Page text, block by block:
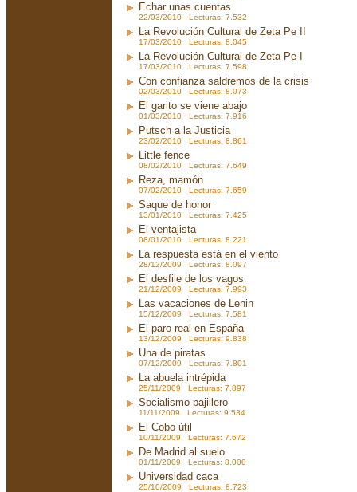
Echar unas cuentas
22/03/2010 Lecturas: 7.532
La Revolución Cultural de Zeta Pe II
17/03/2010 Lecturas: 8.045
La Revolución Cultural de Zeta Pe I
17/03/2010 Lecturas: 7.598
Con confianza saldremos de la crisis
02/03/2010 Lecturas: 8.073
El garito se viene abajo
01/03/2010 Lecturas: 7.916
Putsch a la Justicia
23/02/2010 Lecturas: 8.861
Little fence
08/02/2010 Lecturas: 7.649
Reza, mamón
07/02/2010 Lecturas: 7.659
Saque de honor
13/01/2010 Lecturas: 7.425
El ventajista
08/01/2010 Lecturas: 8.221
La respuesta está en el viento
28/12/2009 Lecturas: 8.097
El desfile de los vagos
21/12/2009 Lecturas: 7.993
Las vacaciones de Lenin
15/12/2009 Lecturas: 7.581
El paro real en España
13/12/2009 Lecturas: 9.838
Una de piratas
07/12/2009 Lecturas: 7.801
La abuela intrépida
25/11/2009 Lecturas: 7.897
Socialismo pajillero
11/11/2009 Lecturas: 9.534
El Cobo útil
10/11/2009 Lecturas: 7.672
De Madrid al suelo
01/11/2009 Lecturas: 8.000
Universidad caca
25/10/2009 Lecturas: 8.723